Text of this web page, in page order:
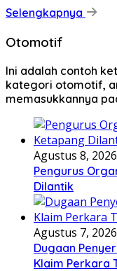
Selengkapnya
Otomotif
Ini adalah contoh
kategori otomotif,
memasukkannya
Agustus 8, 2026
Pengurus
Dilantik
Agustus 7, 2026
Dugaan
Klaim Perkara